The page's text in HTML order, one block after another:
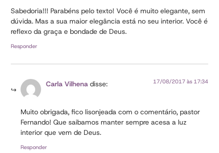
Sabedoria!!! Parabéns pelo texto! Você é muito elegante, sem
dúvida. Mas a sua maior elegância está no seu interior. Você é
reflexo da graça e bondade de Deus.
Responder
Carla Vilhena disse: 17/08/2017 às 17:34
Muito obrigada, fico lisonjeada com o comentário, pastor
Fernando! Que saibamos manter sempre acesa a luz
interior que vem de Deus.
Responder